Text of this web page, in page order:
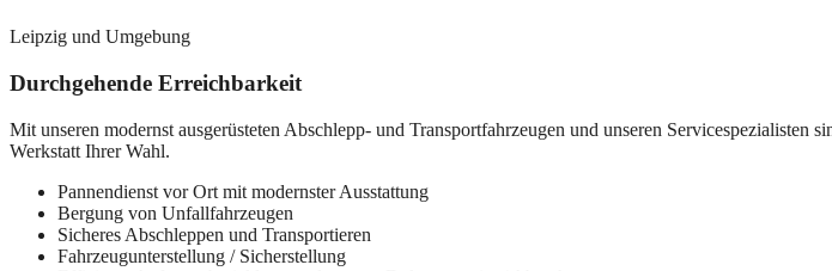
Leipzig und Umgebung
Durchgehende Erreichbarkeit
Mit unseren modernst ausgerüsteten Abschlepp- und Transportfahrzeugen und unseren
Werkstatt Ihrer Wahl.
Pannendienst vor Ort mit modernster Ausstattung
Bergung von Unfallfahrzeugen
Sicheres Abschleppen und Transportieren
Fahrzeugunterstellung / Sicherstellung